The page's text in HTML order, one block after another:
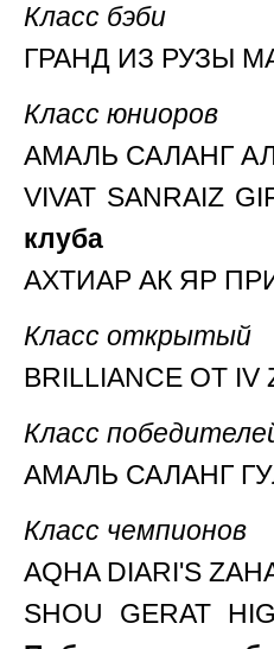
Класс бэби
ГРАНД ИЗ РУЗЫ
Класс юниоров
АМАЛЬ САЛАНГ
VIVAT SANRAIZ
клуба
АХТИАР АК ЯР
Класс открытый
BRILLIANCE OT IV
Класс
АМАЛЬ САЛАНГ
Класс чемпионов
AQHA DIARI'S
SHOU GERAT